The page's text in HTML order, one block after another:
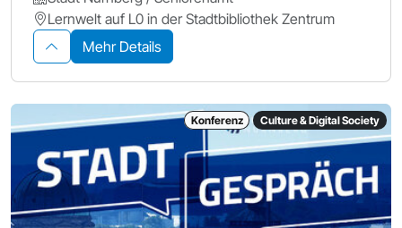
Lernwelt auf L0 in der Stadtbibliothek Zentrum
Mehr Details
Konferenz Culture & Digital Society